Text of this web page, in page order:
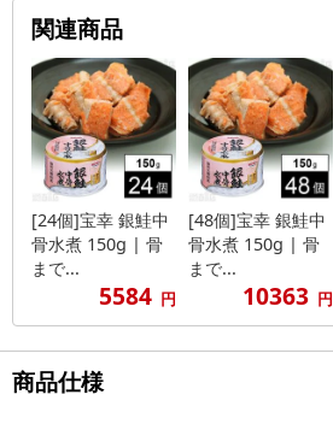
関連商品
[24個]宝幸 銀鮭中
骨水煮 150g | 骨
まで...
5584 円
[48個]宝幸 銀鮭中
骨水煮 150g | 骨
まで...
10363 円
商品仕様